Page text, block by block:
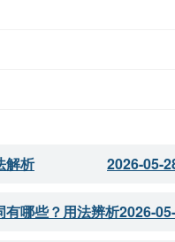
解析
2026-05-
有哪些？用法辨析